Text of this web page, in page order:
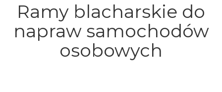
Ramy blacharskie do
napraw samochodów
osobowych